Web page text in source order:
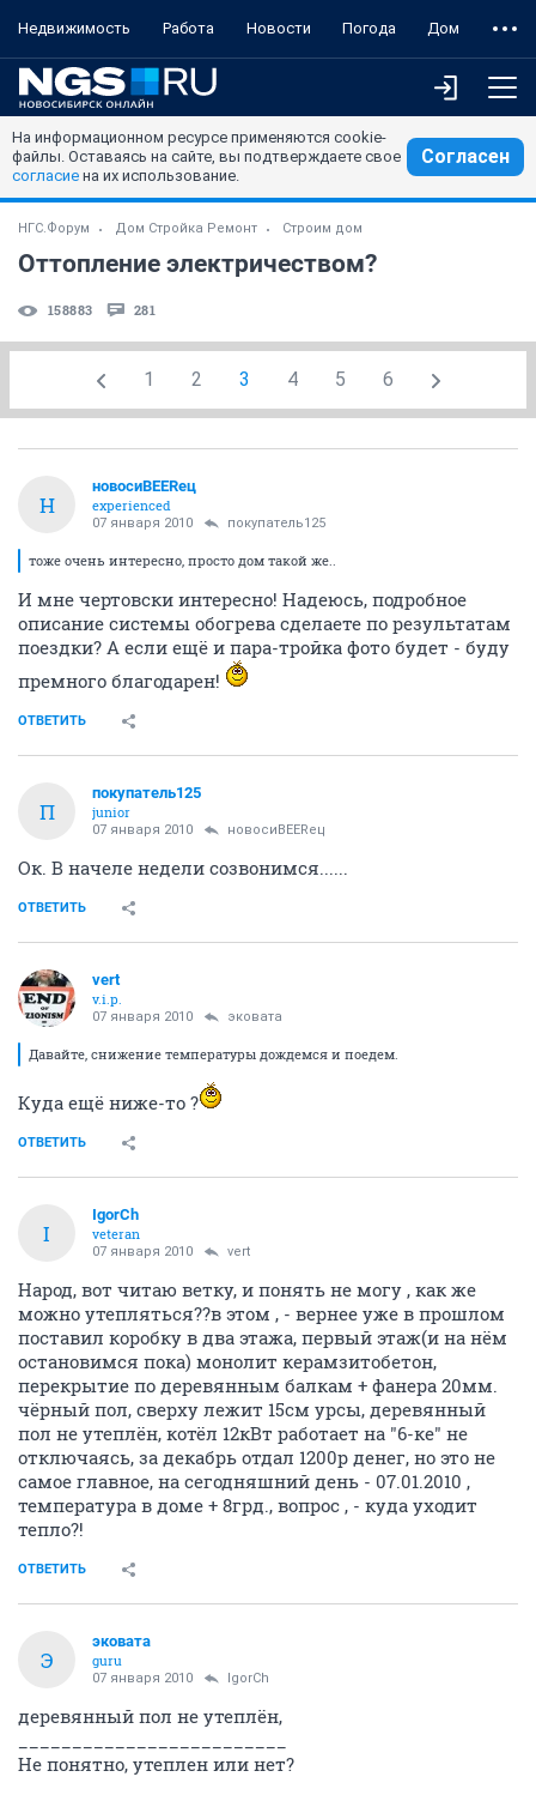
Недвижимость Работа Новости Погода Дом
На информационном ресурсе применяются cookie-
файлы. Оставаясь на сайте, вы подтверждаете свое
согласие на их использование.
Согласен
НГС.Форум Дом Стройка Ремонт Строим дом
Оттопление электричеством?
158883 281
1 2 3 4 5 6
Н
новосиBEERец
experienced
07 января 2010 покупатель125
тоже очень интересно, просто дом такой же..
И мне чертовски интересно! Надеюсь, подробное
описание системы обогрева сделаете по результатам
поездки? А если ещё и пара-тройка фото будет - буду
премного благодарен!
ОТВЕТИТЬ
П
покупатель125
junior
07 января 2010 новосиBEERец
Ок. В начеле недели созвонимся......
ОТВЕТИТЬ
vert
v.i.p.
07 января 2010 эковата
Давайте, снижение температуры дождемся и поедем.
Куда ещё ниже-то ?
ОТВЕТИТЬ
I
IgorCh
veteran
07 января 2010 vert
Народ, вот читаю ветку, и понять не могу , как же
можно утепляться??в этом , - вернее уже в прошлом
поставил коробку в два этажа, первый этаж(и на нём
остановимся пока) монолит керамзитобетон,
перекрытие по деревянным балкам + фанера 20мм.
чёрный пол, сверху лежит 15см урсы, деревянный
пол не утеплён, котёл 12кВт работает на "6-ке" не
отключаясь, за декабрь отдал 1200р денег, но это не
самое главное, на сегодняшний день - 07.01.2010 ,
температура в доме + 8грд., вопрос , - куда уходит
тепло?!
ОТВЕТИТЬ
Э
эковата
guru
07 января 2010 IgorCh
деревянный пол не утеплён,
Не понятно, утеплен или нет?